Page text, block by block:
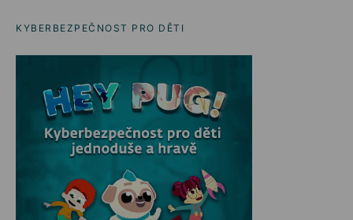
KYBERBEZPEČNOST PRO DĚTI